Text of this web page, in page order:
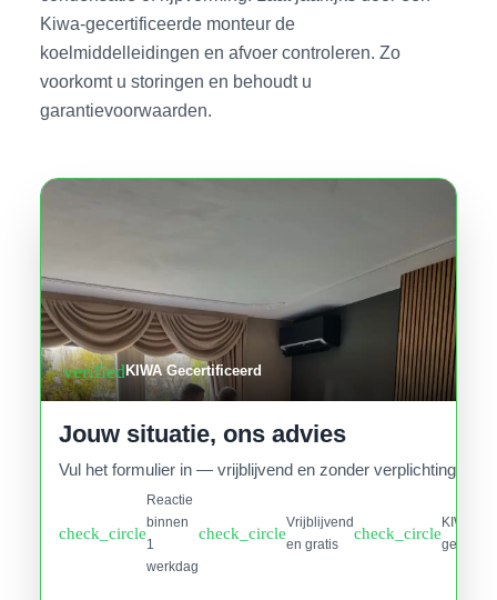
Kiwa-gecertificeerde monteur de
koelmiddelleidingen en afvoer controleren. Zo
voorkomt u storingen en behoudt u
garantievoorwaarden.
verifiedKIWA Gecertificeerd
Jouw situatie, ons advies
Vul het formulier in — vrijblijvend en zonder verplichtingen.
check_circle
Reactie
binnen
1
werkdag
check_circle
Vrijblijvend
en gratis
check_circle
KIWA